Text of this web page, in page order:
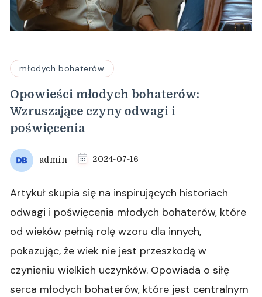
młodych bohaterów
Opowieści młodych bohaterów:
Wzruszające czyny odwagi i
poświęcenia
admin 2024-07-16
Artykuł skupia się na inspirujących historiach
odwagi i poświęcenia młodych bohaterów, które
od wieków pełnią rolę wzoru dla innych,
pokazując, że wiek nie jest przeszkodą w
czynieniu wielkich uczynków. Opowiada o siłę
serca młodych bohaterów, które jest centralnym